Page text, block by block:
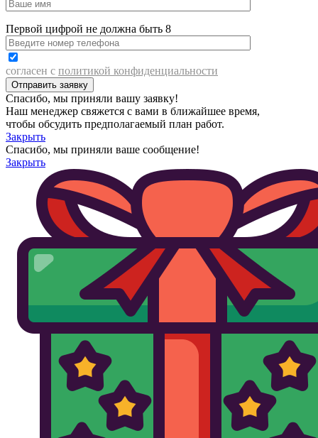
Первой цифрой не должна быть 8
согласен с политикой конфиденциальности
Спасибо, мы приняли вашу заявку!
Наш менеджер свяжется с вами в ближайшее время,
чтобы обсудить предполагаемый план работ.
Закрыть
Спасибо, мы приняли ваше сообщение!
Закрыть